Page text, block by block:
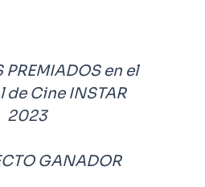
PREMIADOS en el
de Cine INSTAR
2023
GANADOR